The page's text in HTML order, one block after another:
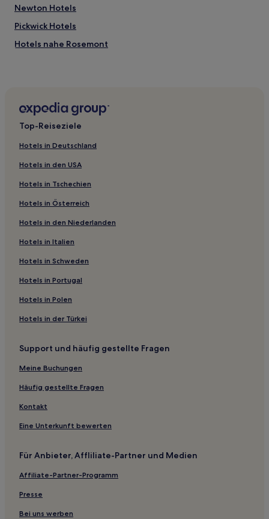
Newton Hotels
Pickwick Hotels
Hotels nahe Rosemont
Harrison County: Hotels
Hattiesburg Hotels
Hotels nahe Mississippi Museum of Natural Science
Hotels nahe Biloxi Beach
Karthago Hotels
White Sand Hotels
Hotels nahe Hattiesburg - Laurel
Hotels nahe Pearl River Resort
Magee Hotels
Hotels nahe Russell C Davis Planetarium
Hotels nahe Vicksburg Battlefield Museum
Hotels nahe Baptist Memorial Hospital-Leake
Mize Hotels
Prentiss Hotels
Biloxi Hotels
Hotels nahe Keesler Air Force Base
Sunrise Hotels
Summit Hotels
Hotels nahe Broadwater Marina
Warren County: Hotels
Hotels nahe Bonita Lakes Park
Top-Reiseziele
Hotels in Deutschland
Hotels in den USA
Hotels in Tschechien
Hotels in Österreich
Hotels in den Niederlanden
Hotels in Italien
Hotels in Schweden
Hotels in Portugal
Hotels in Polen
Hotels in der Türkei
Support und häufig gestellte Fragen
Meine Buchungen
Häufig gestellte Fragen
Kontakt
Eine Unterkunft bewerten
Für Anbieter, Affliliate-Partner und Medien
Affiliate-Partner-Programm
Presse
Bei uns werben